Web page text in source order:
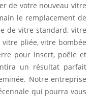
de votre nouveau vitre
le remplacement de
de vitre standard, vitre
pliée, vitre bombée
pour insert, poêle et
un résultat parfait
Notre entreprise
qui pourra vous